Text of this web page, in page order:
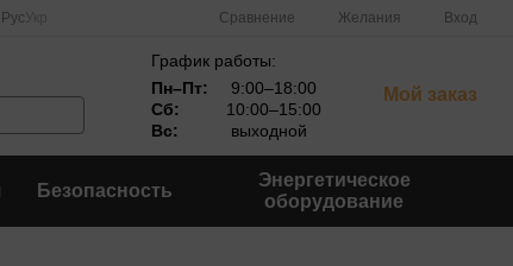
Рус Сравнение Желания Вход
График работы:
Пн–Пт:
9:00–18:00
Сб:
10:00–15:00
Вс:
выходной
Мой заказ
Безопасность
Энергетическое
оборудование